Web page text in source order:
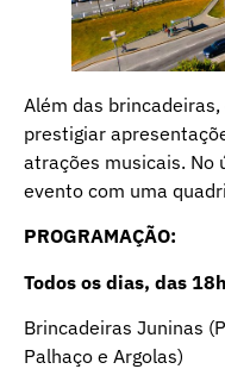
Além das
prestigiar
atrações musicais. No
evento com uma
PROGRAMAÇÃO:
Todos os dias, das
Brincadeiras Juninas
Palhaço e Argolas)